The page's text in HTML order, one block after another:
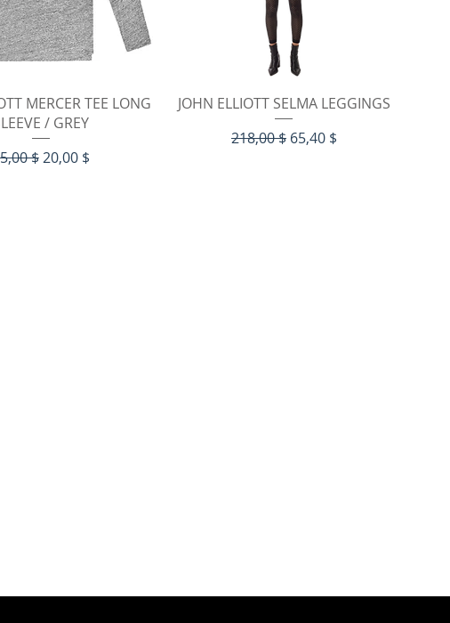
MERCER TEE LONG
/ GREY
$ Sale-Preis
20,00 $
Schnellansicht
JOHN ELLIOTT SELMA LEGGINGS
Standardpreis
218,00 $ Sale-Preis
65,40 $